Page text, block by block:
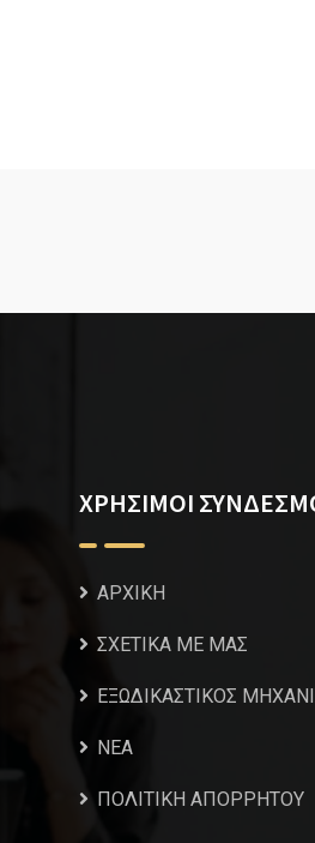
ΧΡΗΣΙΜΟΙ
ΑΡΧΙΚΗ
ΣΧΕΤΙΚΑ ΜΕ ΜΑΣ
ΕΞΩΔΙΚΑΣΤΙΚΟΣ
NEA
ΠΟΛΙΤΙΚΗ ΑΠΟΡΡΗΤΟΥ